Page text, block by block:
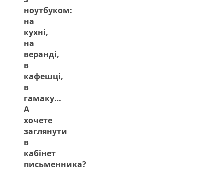
ноутбуком:
на
кухні,
на
веранді,
в
кафешці,
в
гамаку…
А
хочете
заглянути
в
кабінет
письменника?